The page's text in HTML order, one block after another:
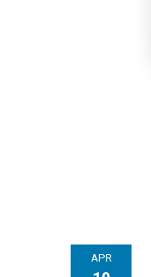
APR